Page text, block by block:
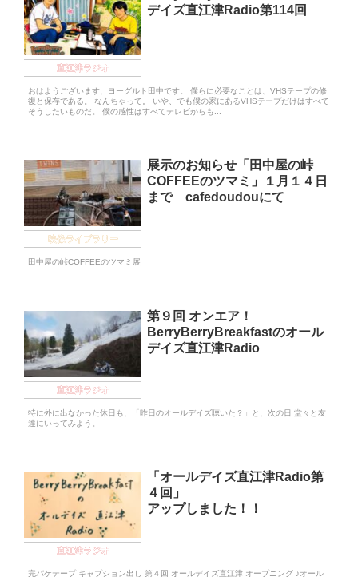
直江津ラジオ
デイズ直江津Radio第114回
おはようございます、ヨーグルト田中です。 僕らに必要なことは、VHSテープの修
復と保存である。 なんちゃって。 いや、でも僕の家にあるVHSテープだけはすべて
そうしたいものだ。 僕の感性はすべてテレビからも...
映像ライブラリー
展示のお知らせ「田中屋の峠
COFFEEのツマミ」１月１４日
まで cafedoudouにて
田中屋の峠COFFEEのツマミ展
直江津ラジオ
第９回 オンエア！
BerryBerryBreakfastのオール
デイズ直江津Radio
特に外に出なかった休日も、「昨日のオールデイズ聴いた？」と、次の日 堂々と友
達にいってみよう。
直江津ラジオ
「オールデイズ直江津Radio第
４回」
アップしました！！
完パケテープ キャプション出し 第４回 オールデイズ直江津 オープニング ♪オール